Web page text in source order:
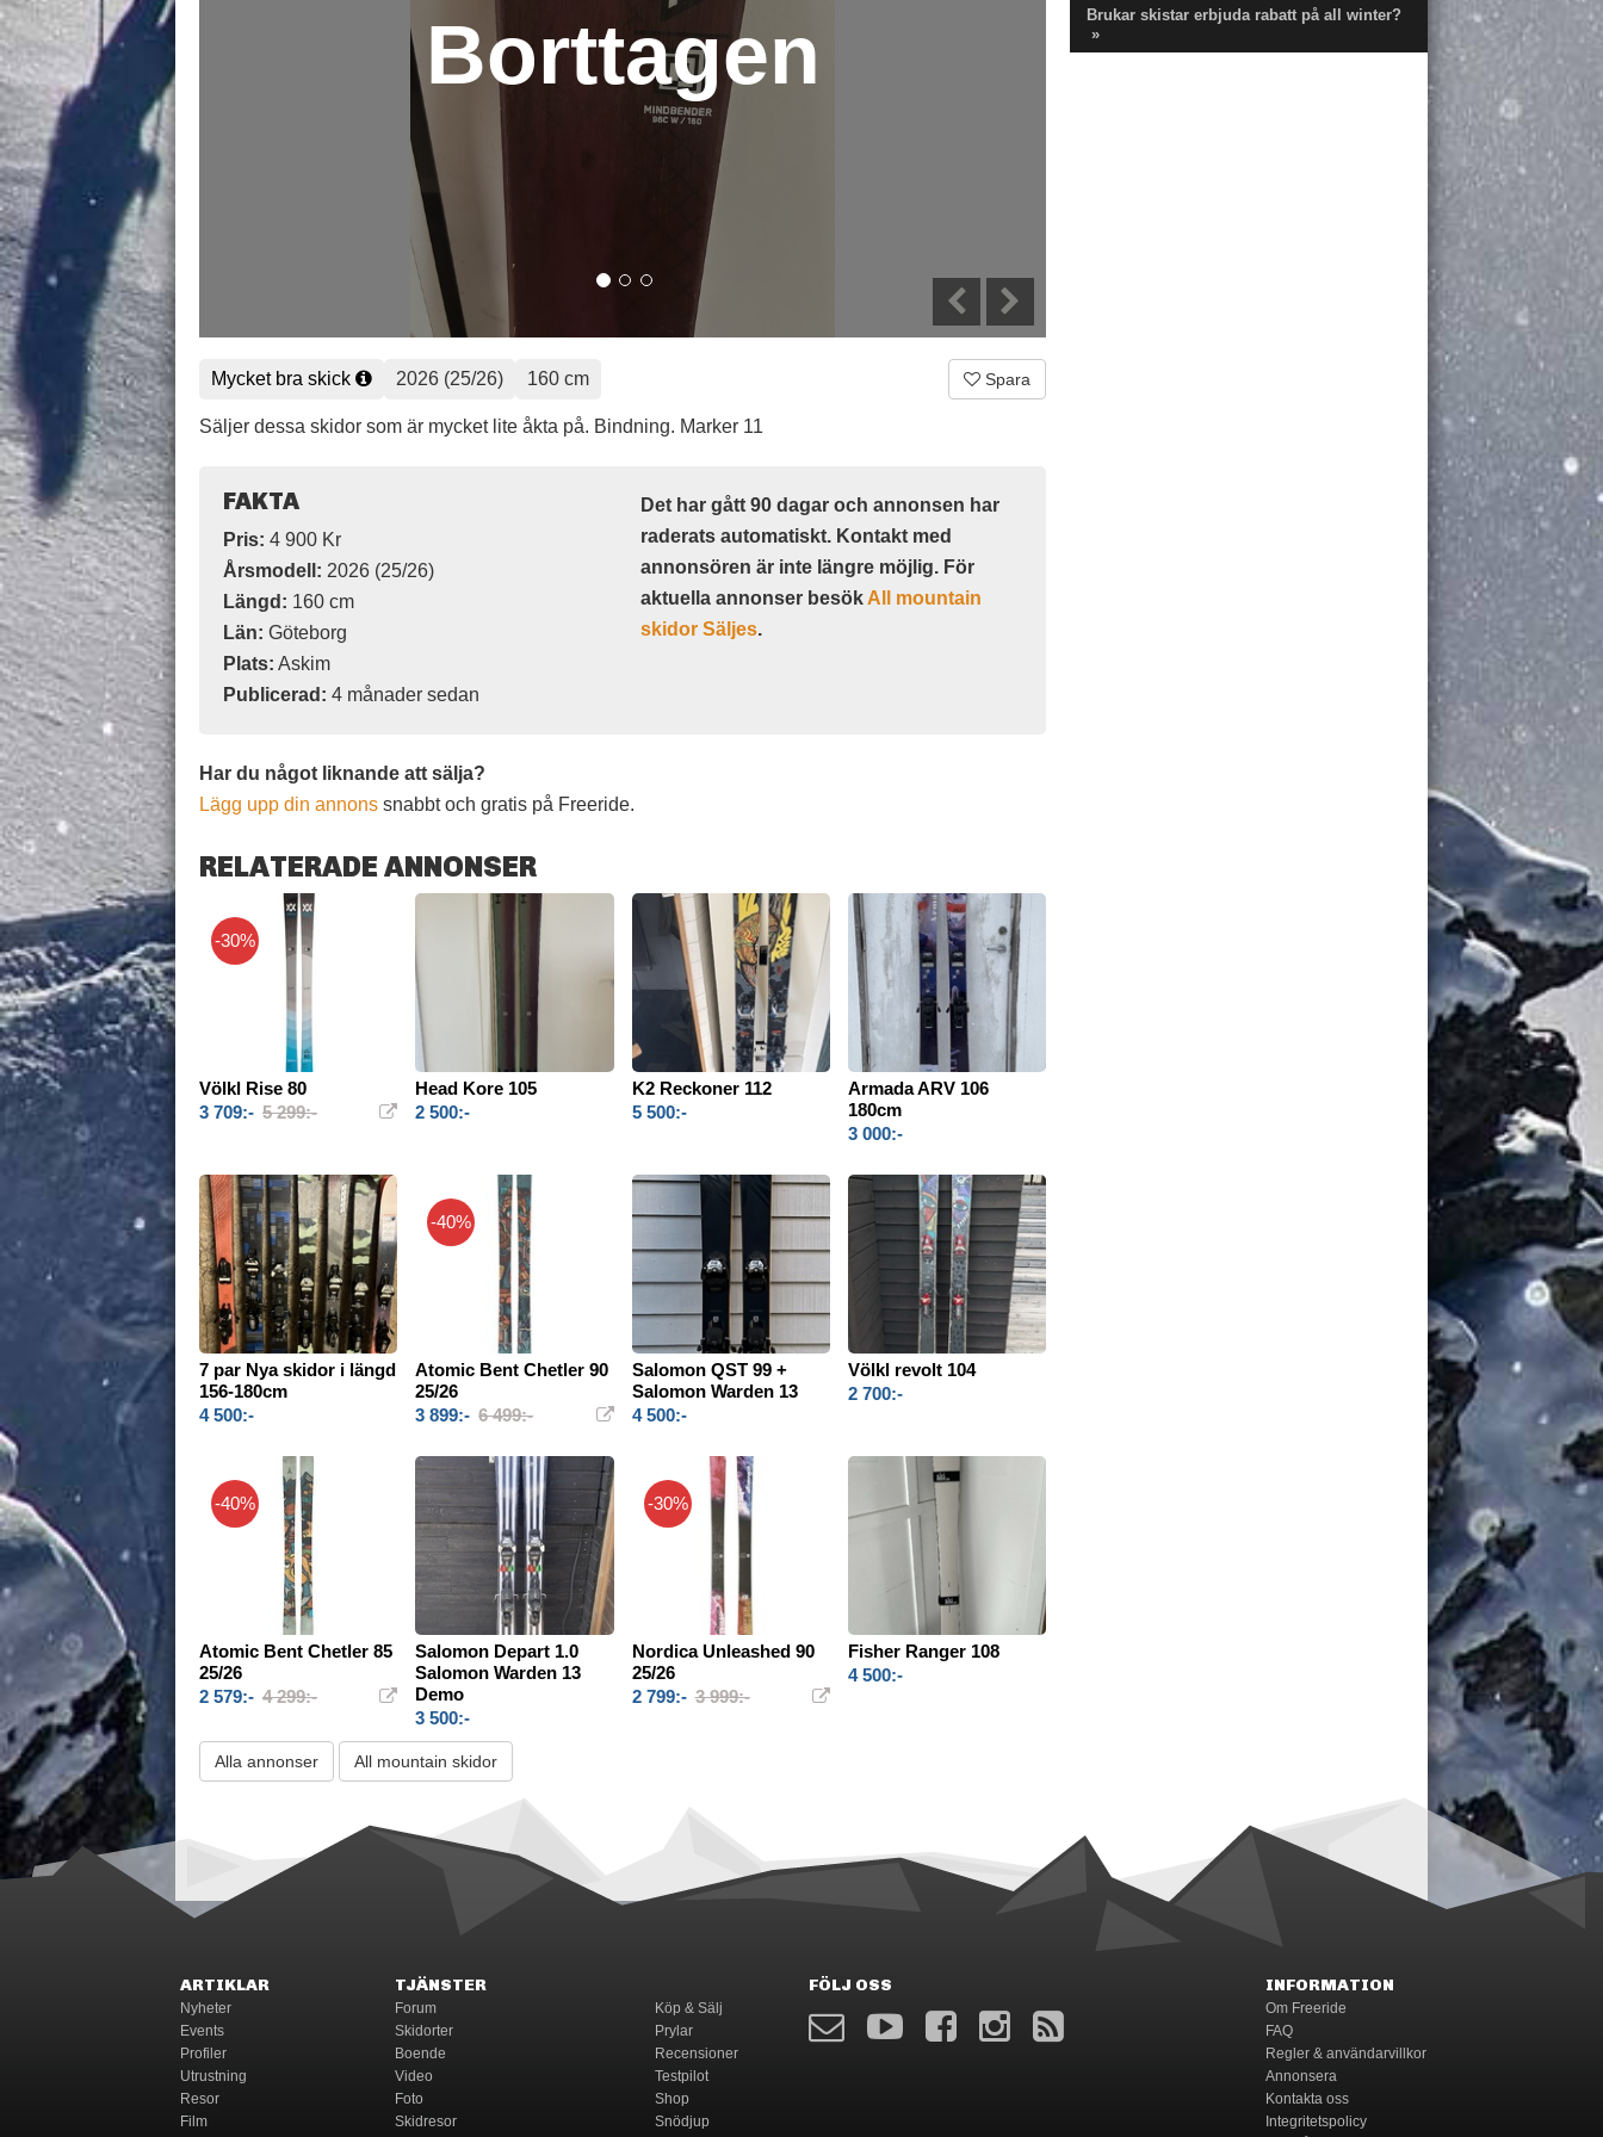
Borttagen
Spara
Mycket bra skick 2026 (25/26) 160 cm
Säljer dessa skidor som är mycket lite åkta på. Bindning. Marker 11
FAKTA
Pris: 4 900 Kr
Årsmodell: 2026 (25/26)
Längd: 160 cm
Län: Göteborg
Plats: Askim
Publicerad: 4 månader sedan
Det har gått 90 dagar och annonsen har
raderats automatiskt. Kontakt med
annonsören är inte längre möjlig. För
aktuella annonser besök All mountain
skidor Säljes.
Har du något liknande att sälja?
Lägg upp din annons snabbt och gratis på Freeride.
RELATERADE ANNONSER
-30%
Völkl Rise 80
3 709:- 5 299:-
Head Kore 105
2 500:-
K2 Reckoner 112
5 500:-
Armada ARV 106
180cm
3 000:-
7 par Nya skidor i längd
156-180cm
4 500:-
-40%
Atomic Bent Chetler 90
25/26
3 899:- 6 499:-
Salomon QST 99 +
Salomon Warden 13
4 500:-
Völkl revolt 104
2 700:-
-40%
Atomic Bent Chetler 85
25/26
2 579:- 4 299:-
Salomon Depart 1.0
Salomon Warden 13
Demo
3 500:-
-30%
Nordica Unleashed 90
25/26
2 799:- 3 999:-
Fisher Ranger 108
4 500:-
Alla annonser All mountain skidor
Brukar skistar erbjuda rabatt på all winter?
»
ARTIKLAR
Nyheter
Events
Profiler
Utrustning
Resor
Film
TJÄNSTER
Forum
Skidorter
Boende
Video
Foto
Skidresor
Köp & Sälj
Prylar
Recensioner
Testpilot
Shop
Snödjup
FÖLJ OSS INFORMATION
Om Freeride
FAQ
Regler & användarvillkor
Annonsera
Kontakta oss
Integritetspolicy